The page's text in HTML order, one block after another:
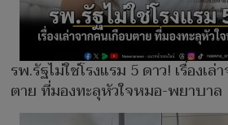
รพ.รัฐไม่ใช่โรงแรม 5 ดาว! เรื่องเล่า
ตาย ที่มองทะลุหัวใจหมอ-พยาบาล